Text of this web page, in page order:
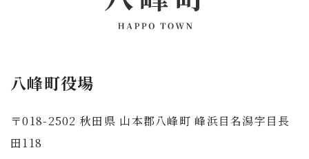
八峰町役場
〒018-2502 秋田県 山本郡八峰町 峰浜目名潟字目長
田118